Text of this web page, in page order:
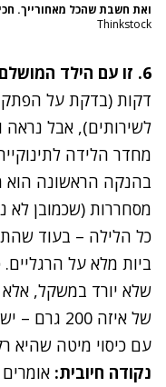
ואת חשבת שהכל מאחורייך.
Thinkstock
6. זו עם הילד המושלם
דקות (בדקת על
לשירותים), אבל
מחדר הלידה
בהנקה הראשונה הוא
מסחררות (שכמובן לא
כל הלילה – בעוד
ביות מלא על
שלא יורד במשקל,
של איזה
עם כיסוי מיטה שהיא
נקודה חיובית: